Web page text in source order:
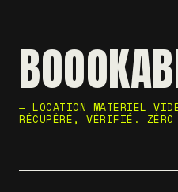
— LOCATION MATÉRIEL
RÉCUPÉRÉ, VÉRIFIÉ.